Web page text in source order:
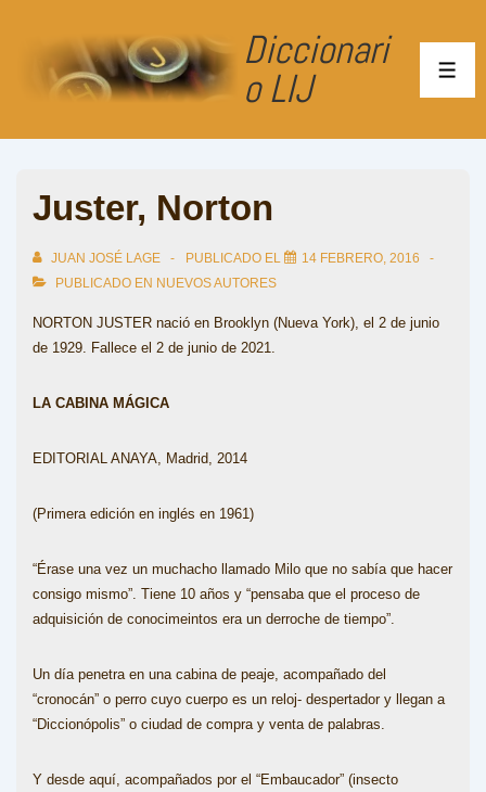
Diccionari
o LIJ
Juster, Norton
JUAN JOSÉ LAGE PUBLICADO EL
14 FEBRERO, 2016
PUBLICADO EN NUEVOS AUTORES
NORTON JUSTER nació en Brooklyn (Nueva York), el 2 de junio
de 1929. Fallece el 2 de junio de 2021.
LA CABINA MÁGICA
EDITORIAL ANAYA, Madrid, 2014
(Primera edición en inglés en 1961)
“Érase una vez un muchacho llamado Milo que no sabía que hacer
consigo mismo”. Tiene 10 años y “pensaba que el proceso de
adquisición de conocimeintos era un derroche de tiempo”.
Un día penetra en una cabina de peaje, acompañado del
“cronocán” o perro cuyo cuerpo es un reloj- despertador y llegan a
“Diccionópolis” o ciudad de compra y venta de palabras.
Y desde aquí, acompañados por el “Embaucador” (insecto